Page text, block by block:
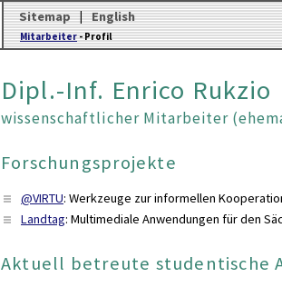
Sitemap | English
Mitarbeiter- Profil
Dipl.-Inf. Enrico Rukzio
wissenschaftlicher Mitarbeiter
Forschungsprojekte
@VIRTU: Werkzeuge zur informellen
Landtag: Multimediale Anwendungen für den
Aktuell betreute studentische